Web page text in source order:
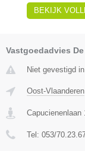
BEKIJK
Vastgoedadvies
Niet gevestigd
Oost-Vlaanderen
Capucienenlaan
Tel: 053/